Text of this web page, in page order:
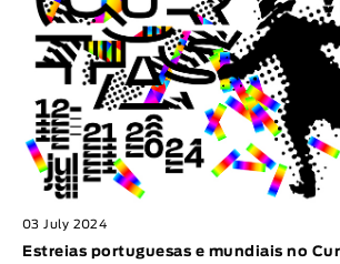
03 July 2024
Estreias portuguesas e mundiais no